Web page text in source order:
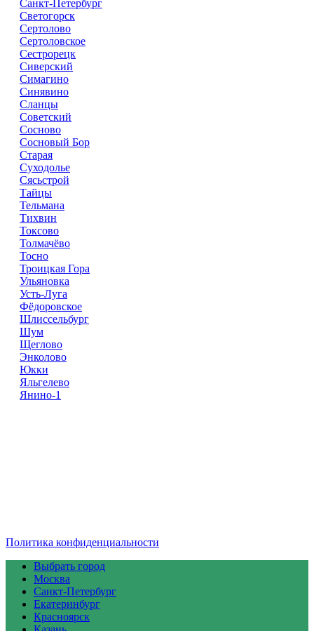
Санкт-Петербург
Светогорск
Сертолово
Сертоловское
Сестрорецк
Сиверский
Симагино
Синявино
Сланцы
Советский
Сосново
Сосновый Бор
Старая
Суходолье
Сясьстрой
Тайцы
Тельмана
Тихвин
Токсово
Толмачёво
Тосно
Троицкая Гора
Ульяновка
Усть-Луга
Фёдоровское
Шлиссельбург
Шум
Щеглово
Энколово
Юкки
Яльгелево
Янино-1
Политика конфиденциальности
Выбрать город
Москва
Санкт-Петербург
Екатеринбург
Красноярск